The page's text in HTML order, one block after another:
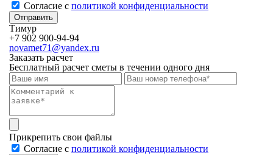
Cогласие с политикой конфиденциальности
Отправить
Тимур
+7 902 900-94-94
novamet71@yandex.ru
Заказать расчет
Бесплатный расчет сметы в течении одного дня
Прикрепить свои файлы
Cогласие с политикой конфиденциальности